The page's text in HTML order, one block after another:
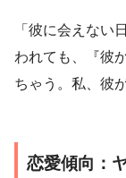
「彼に会えない
われても、『彼
ちゃう。私、彼
恋愛傾向：